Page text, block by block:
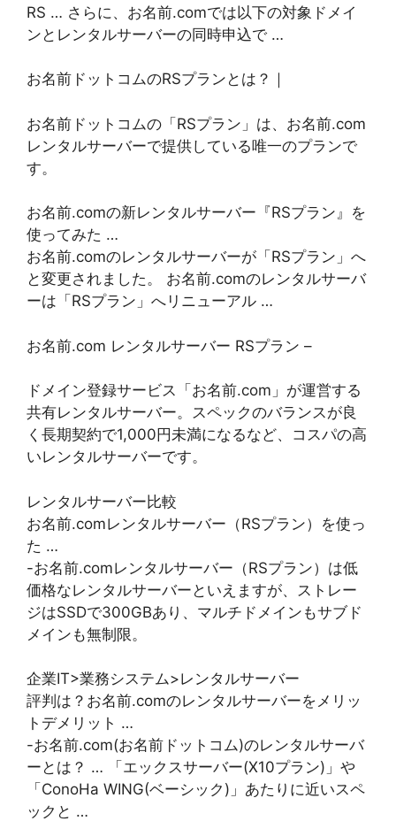
RS … さらに、お名前.comでは以下の対象ドメイ
ンとレンタルサーバーの同時申込で …
お名前ドットコムのRSプランとは？｜
お名前ドットコムの「RSプラン」は、お名前.com
レンタルサーバーで提供している唯一のプランで
す。
お名前.comの新レンタルサーバー『RSプラン』を
使ってみた …
お名前.comのレンタルサーバーが「RSプラン」へ
と変更されました。 お名前.comのレンタルサーバ
ーは「RSプラン」へリニューアル …
お名前.com レンタルサーバー RSプラン –
ドメイン登録サービス「お名前.com」が運営する
共有レンタルサーバー。スペックのバランスが良
く長期契約で1,000円未満になるなど、コスパの高
いレンタルサーバーです。
レンタルサーバー比較
お名前.comレンタルサーバー（RSプラン）を使っ
た …
-お名前.comレンタルサーバー（RSプラン）は低
価格なレンタルサーバーといえますが、ストレー
ジはSSDで300GBあり、マルチドメインもサブド
メインも無制限。
企業IT>業務システム>レンタルサーバー
評判は？お名前.comのレンタルサーバーをメリッ
トデメリット …
-お名前.com(お名前ドットコム)のレンタルサーバ
ーとは？ … 「エックスサーバー(X10プラン)」や
「ConoHa WING(ベーシック)」あたりに近いスペ
ックと …